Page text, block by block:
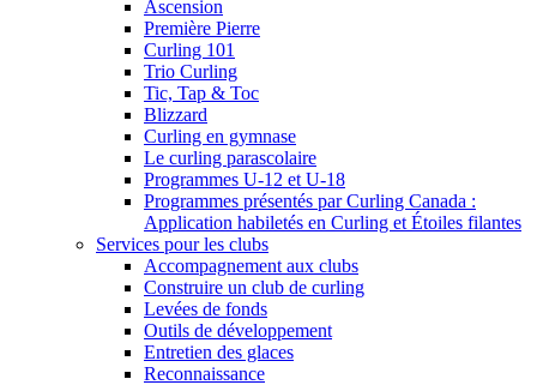
Ascension
Première Pierre
Curling 101
Trio Curling
Tic, Tap & Toc
Blizzard
Curling en gymnase
Le curling parascolaire
Programmes U-12 et U-18
Programmes présentés par Curling Canada :
Application habiletés en Curling et Étoiles filantes
Services pour les clubs
Accompagnement aux clubs
Construire un club de curling
Levées de fonds
Outils de développement
Entretien des glaces
Reconnaissance